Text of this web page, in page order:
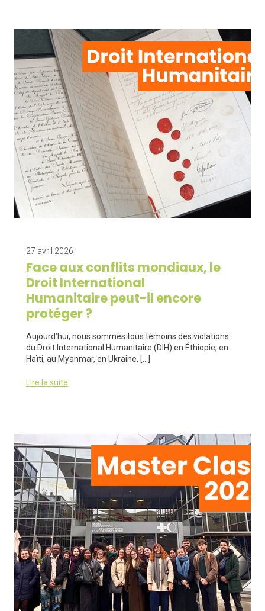
27 avril 2026
Face aux conflits mondiaux, le
Droit International
Humanitaire peut-il encore
protéger ?
Aujourd’hui, nous sommes tous témoins des violations
du Droit International Humanitaire (DIH) en Éthiopie, en
Haïti, au Myanmar, en Ukraine, […]
Lire la suite